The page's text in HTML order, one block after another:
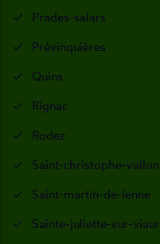
Prades-salars
Prévinquières
Quins
Rignac
Rodez
Saint-christophe-vallon
Saint-martin-de-lenne
Sainte-juliette-sur-viaur